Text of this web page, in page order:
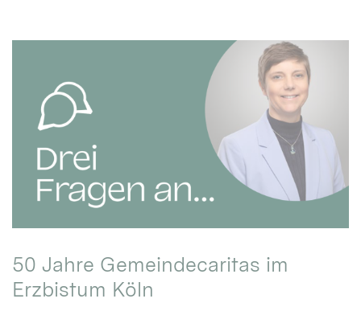
50 Jahre Gemeindecaritas im
Erzbistum Köln